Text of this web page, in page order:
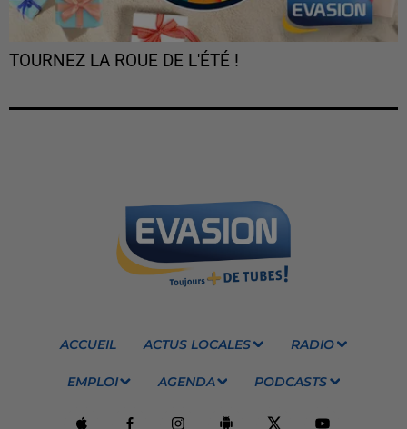
TOURNEZ LA ROUE DE L'ÉTÉ !
ACCUEIL ACTUS LOCALES RADIO
EMPLOI AGENDA PODCASTS